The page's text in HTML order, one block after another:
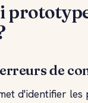
de
d'identifier les